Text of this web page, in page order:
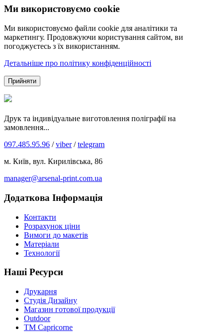
Ми використовуємо cookie
Ми використовуємо файли cookie для аналітики та
маркетингу. Продовжуючи користування сайтом, ви
погоджуєтесь з їх використанням.
Детальніше про політику конфіденційності
Прийняти
Друк та індивідуальне виготовлення поліграфії на
замовлення...
097.485.95.96 /viber/telegram
м. Київ, вул. Кирилівська, 86
manager@arsenal-print.com.ua
Додаткова Інформація
Контакти
Розрахунок ціни
Вимоги до макетів
Матеріали
Технології
Наші Ресурси
Друкарня
Студія Дизайну
Магазин готової продукції
Outdoor
TM Capricorne